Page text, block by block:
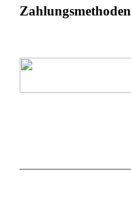
Zahlungsmethoden